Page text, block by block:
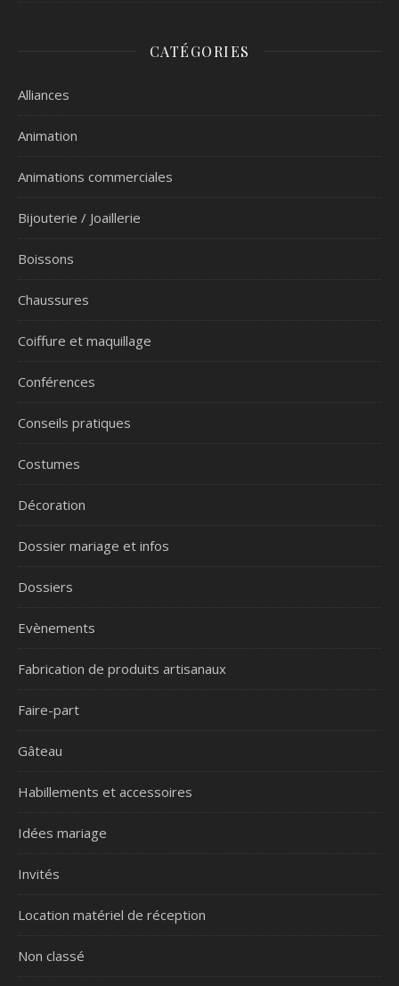
CATÉGORIES
Alliances
Animation
Animations commerciales
Bijouterie / Joaillerie
Boissons
Chaussures
Coiffure et maquillage
Conférences
Conseils pratiques
Costumes
Décoration
Dossier mariage et infos
Dossiers
Evènements
Fabrication de produits artisanaux
Faire-part
Gâteau
Habillements et accessoires
Idées mariage
Invités
Location matériel de réception
Non classé